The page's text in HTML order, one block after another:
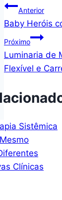
de
Post
Anterior
Baby Heróis
Próximo
Luminaria de
Flexível e